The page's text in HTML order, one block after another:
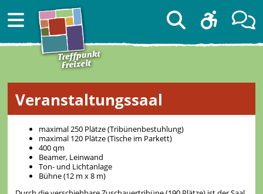
Veranstaltungssaal
maximal 250 Plätze (Tribünenbestuhlung)
maximal 120 Plätze (Tische im Parkett)
400 qm
Beamer, Leinwand
Ton- und Lichtanlage
Bühne (12 m x 8 m)